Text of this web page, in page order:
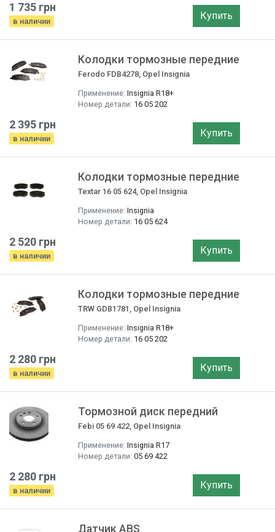
1 735 грн
в наличии Купить
Колодки тормозные передние
Ferodo FDB4278, Opel Insignia
Применение: Insignia R18+
Номер детали: 16 05 202
2 395 грн
в наличии Купить
Колодки тормозные передние
Textar 16 05 624, Opel Insignia
Применение: Insignia
Номер детали: 16 05 624
2 520 грн
в наличии Купить
Колодки тормозные передние
TRW GDB1781, Opel Insignia
Применение: Insignia R18+
Номер детали: 16 05 202
2 280 грн
в наличии Купить
Тормозной диск передний
Febi 05 69 422, Opel Insignia
Применение: Insignia R17
Номер детали: 05 69 422
2 280 грн
в наличии Купить
Датчик ABS